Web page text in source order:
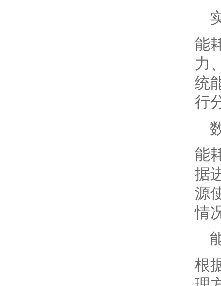
能
力
统
行
能
据
源
情
根